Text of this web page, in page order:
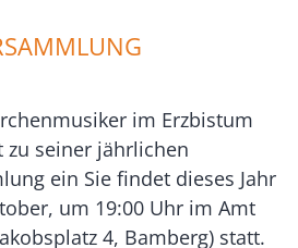
im Erzbistum
zu seiner jährlichen
ein Sie findet dieses Jahr
um 19:00 Uhr im Amt
4, Bamberg) statt.